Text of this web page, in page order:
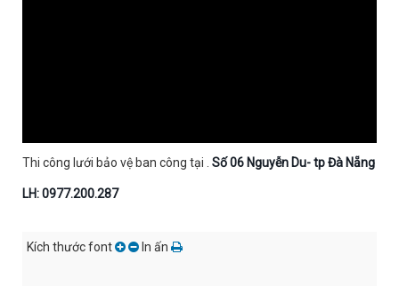
Thi công lưới bảo vệ ban công tại . Số 06 Nguyễn Du- tp Đà Nẵng
LH: 0977.200.287
Kích thước font In ấn